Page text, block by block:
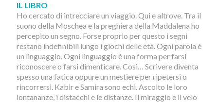
IL LIBRO
Ho cercato di intrecciare un viaggio. Qui e altrove. Tra il
suono della Moschea e la preghiera della Maddalena ho
percepito un segno. Forse proprio per questo i segni
restano indefinibili lungo i giochi delle età. Ogni parola è
un linguaggio. Ogni linguaggio è una forma per farsi
riconoscere o farsi dimenticare. Così… Scrivere diventa
spesso una fatica oppure un mestiere per ripetersi o
rincorrersi. Kabir e Samira sono echi. Ascolto le loro
lontananze, i distacchi e le distanze. Il miraggio e il velo